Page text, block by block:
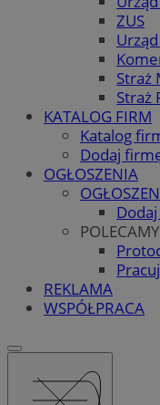
ZUS
Straż
Straż
KATALOG FIRM
Katalog
Dodaj
OGŁOSZENIA
POLECAMY
REKLAMA
WSPÓŁPRACA